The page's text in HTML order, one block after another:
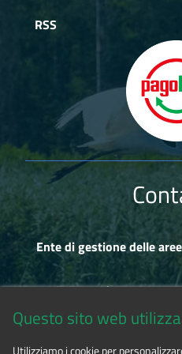
RSS
Ente di gestione delle
Via Fransuà Fontan, 1 -
Questo sito web